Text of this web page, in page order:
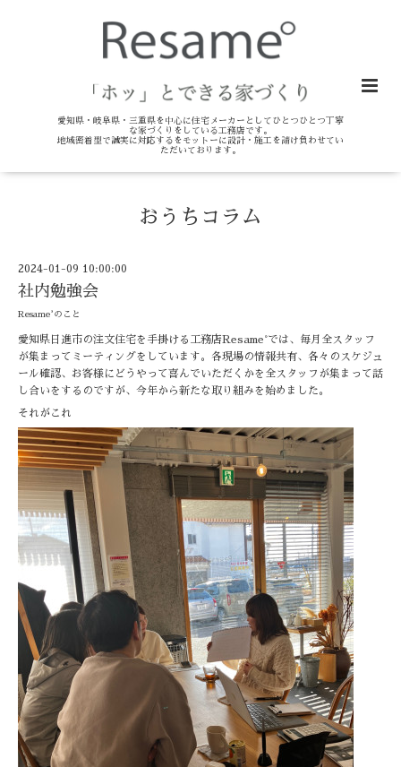
愛知県・岐阜県・三重県を中心に住宅メーカーとしてひとつひとつ丁寧
な家づくりをしている工務店です。
地域密着型で誠実に対応するをモットーに設計・施工を請け負わせてい
ただいております。
おうちコラム
2024-01-09 10:00:00
社内勉強会
Resame°のこと
愛知県日進市の注文住宅を手掛ける工務店Resame°では、毎月全スタッフ
が集まってミーティングをしています。各現場の情報共有、各々のスケジュ
ール確認、お客様にどうやって喜んでいただくかを全スタッフが集まって話
し合いをするのですが、今年から新たな取り組みを始めました。
それがこれ